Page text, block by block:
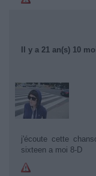
Il y a 21 an(s) 10
j'écoute cette
sixteen a moi 8-D